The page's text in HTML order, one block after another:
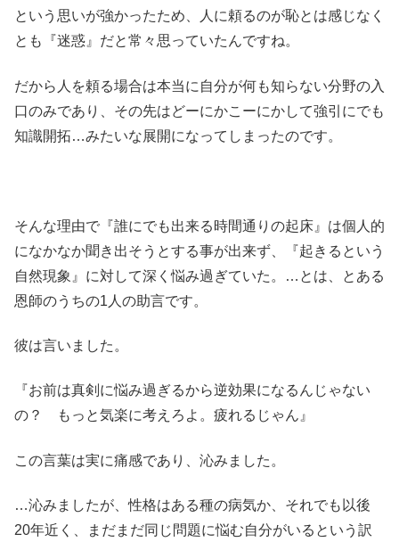
という思いが強かったため、人に頼るのが恥とは感じなく
とも『迷惑』だと常々思っていたんですね。
だから人を頼る場合は本当に自分が何も知らない分野の入
口のみであり、その先はどーにかこーにかして強引にでも
知識開拓…みたいな展開になってしまったのです。
そんな理由で『誰にでも出来る時間通りの起床』は個人的
になかなか聞き出そうとする事が出来ず、『起きるという
自然現象』に対して深く悩み過ぎていた。…とは、とある
恩師のうちの1人の助言です。
彼は言いました。
『お前は真剣に悩み過ぎるから逆効果になるんじゃない
の？ もっと気楽に考えろよ。疲れるじゃん』
この言葉は実に痛感であり、沁みました。
…沁みましたが、性格はある種の病気か、それでも以後
20年近く、まだまだ同じ問題に悩む自分がいるという訳